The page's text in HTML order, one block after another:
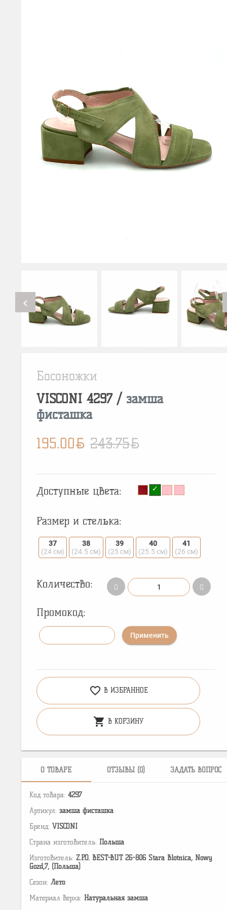
chevron_left
Босоножки
VISCONI 4297/ замша
фисташка
195.00BYN 243.75BYN
Доступные цвета:
Размер и стелька:
37
(24 см)
38
(24.5 см)
39
(25 см)
40
(25.5 см)
41
(26 см)
Количество:
Промокод:
Применить
favorite_border В ИЗБРАННОЕ
shopping_cart В КОРЗИНУ
О ТОВАРЕ ОТЗЫВЫ (0) ЗАДАТЬ ВОПРОС
Код товара: 4297
Артикул: замша фисташка
Бренд: VISCONI
Страна изготовитель: Польша
Изготовитель: Z.P.O. BEST-BUT 26-806 Stara Blotnica, Nowy
Gozd,7, (Польша)
Сезон: Лето
Материал верха: Натуральная замша